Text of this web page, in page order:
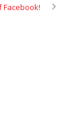
Facebook!